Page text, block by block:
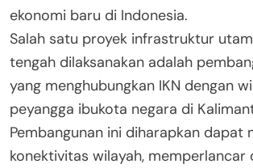
ekonomi baru di Indonesia.
Salah satu proyek infrastruktur
tengah dilaksanakan adalah
yang menghubungkan IKN dengan
peyangga ibukota negara di
Pembangunan ini diharapkan dapat
konektivitas wilayah, memperlancar